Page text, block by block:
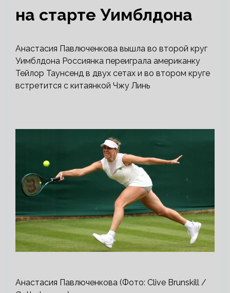
на старте Уимблдона
Анастасия Павлюченкова вышла во второй круг
Уимблдона Россиянка переиграла американку
Тейлор Таунсенд в двух сетах и во втором круге
встретится с китаянкой Чжу Линь
Анастасия Павлюченкова (Фото: Clive Brunskill /